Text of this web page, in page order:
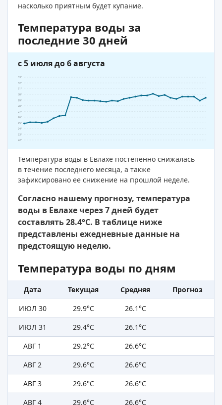
насколько приятным будет купание.
Температура воды за
последние 30 дней
с 5 июля до 6 августа
22°
23°
24°
25°
26°
27°
28°
29°
30°
31°
32°
33°
Температура воды в Евлахе постепенно снижалась
в течение последнего месяца, а также
зафиксировано ее снижение на прошлой неделе.
Согласно нашему прогнозу, температура
воды в Евлахе через 7 дней будет
составлять 28.4°C. В таблице ниже
представлены ежедневные данные на
предстоящую неделю.
Температура воды по дням
Дата Текущая Средняя
Прогноз
ИЮЛ 30
29.9°C
26.1°C
ИЮЛ 31
29.4°C
26.1°C
АВГ 1
29.2°C
26.6°C
АВГ 2
29.6°C
26.6°C
АВГ 3
29.6°C
26.6°C
АВГ 4
29.6°C 26.6°C